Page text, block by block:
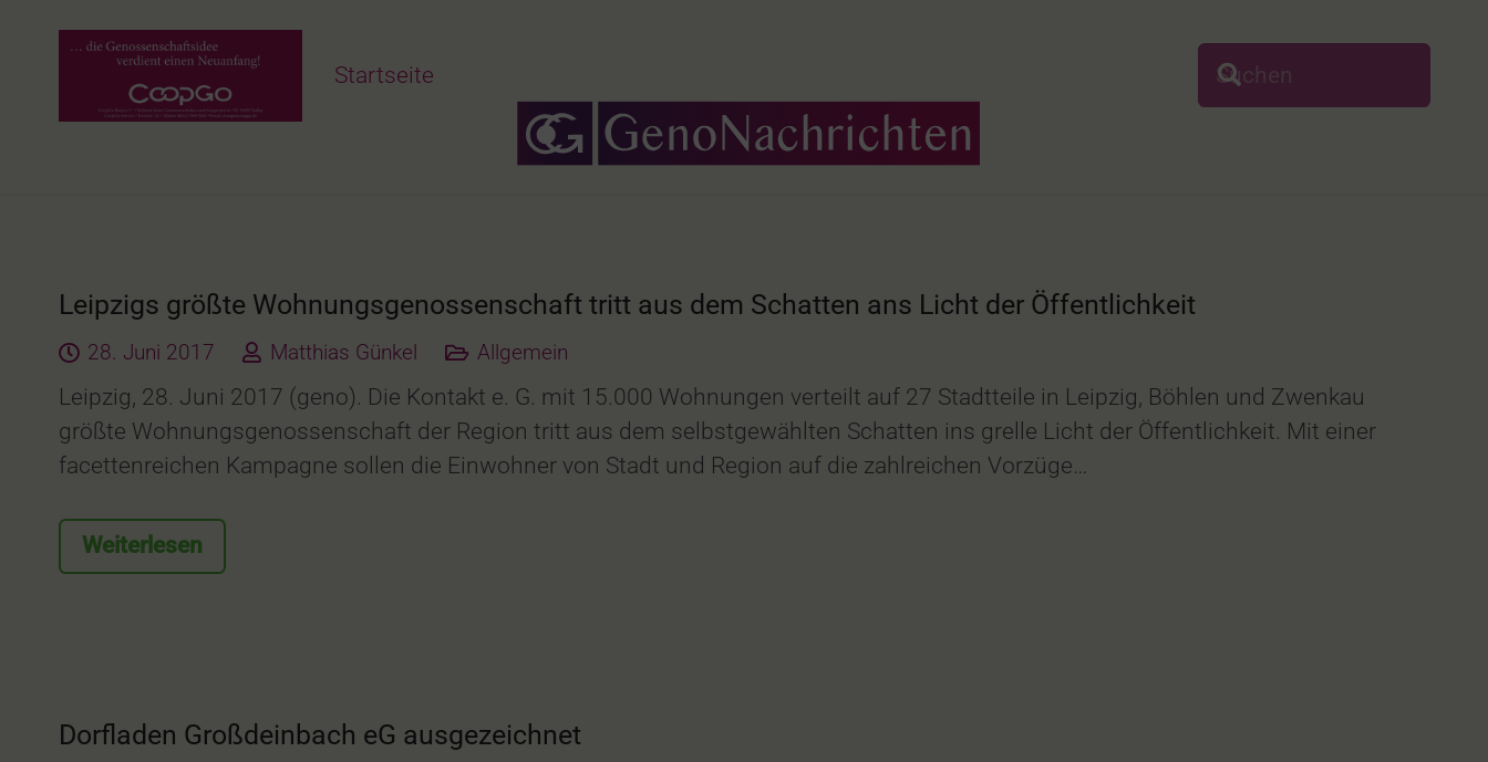
Startseite
Leipzigs größte Wohnungsgenossenschaft tritt aus dem Schatten ans Licht der Öffentlichkeit
28. Juni 2017 Matthias Günkel Allgemein
Leipzig, 28. Juni 2017 (geno). Die Kontakt e. G. mit 15.000 Wohnungen verteilt auf 27 Stadtteile in Leipzig, Böhlen und Zwenkau
größte Wohnungsgenossenschaft der Region tritt aus dem selbstgewählten Schatten ins grelle Licht der Öffentlichkeit. Mit einer
facettenreichen Kampagne sollen die Einwohner von Stadt und Region auf die zahlreichen Vorzüge…
Weiterlesen
Dorfladen Großdeinbach eG ausgezeichnet